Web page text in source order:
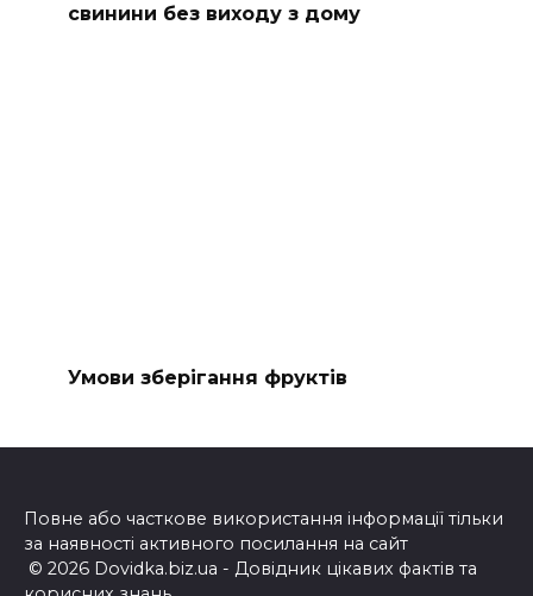
свинини без виходу з дому
Умови зберігання фруктів
Повне або часткове використання інформації тільки
за наявності активного посилання на сайт
© 2026 Dovidka.biz.ua - Довідник цікавих фактів та